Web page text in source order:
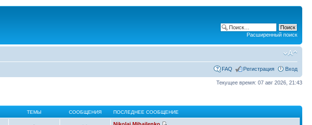
Расширенный поиск
FAQ Регистрация Вход
Текущее время: 07 авг 2026, 21:43
ТЕМЫ СООБЩЕНИЯ ПОСЛЕДНЕЕ СООБЩЕНИЕ